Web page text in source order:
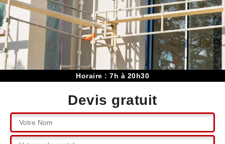
Horaire : 7h à 20h30
Devis gratuit